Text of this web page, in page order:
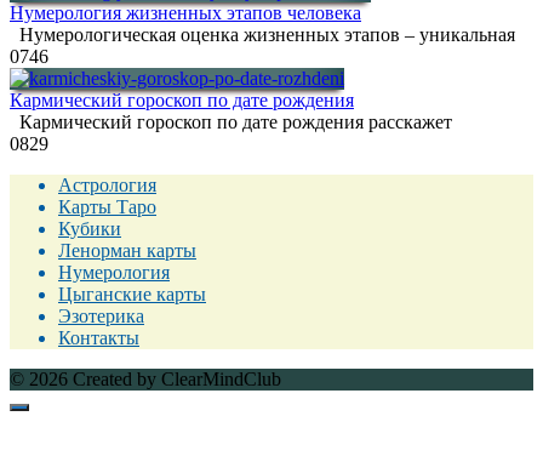
Нумерология жизненных этапов человека
Нумерологическая оценка жизненных этапов – уникальная
0746
Кармический гороскоп по дате рождения
Кармический гороскоп по дате рождения расскажет
0829
Астрология
Карты Таро
Кубики
Ленорман карты
Нумерология
Цыганские карты
Эзотерика
Контакты
© 2026 Created by ClearMindClub